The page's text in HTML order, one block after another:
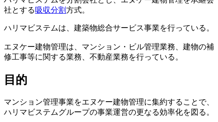
社とする吸収分割方式。
ハリマビステムは、建築物総合サービス事業を行っている。
エヌケー建物管理は、マンション・ビル管理業務、建物の補
修工事等に関する業務、不動産業務を行っている。
目的
マンション管理事業をエヌケー建物管理に集約することで、
ハリマビステムグループの事業運営の更なる効率化を図る。